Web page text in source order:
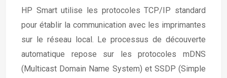
HP Smart utilise les protocoles TCP/IP standard
pour établir la communication avec les imprimantes
sur le réseau local. Le processus de découverte
automatique repose sur les protocoles mDNS
(Multicast Domain Name System) et SSDP (Simple